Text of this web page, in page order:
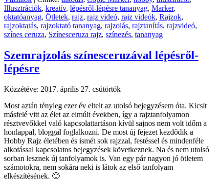
Illusztrációk, kreatív, lépésről-lépésre tananyag, Marker,
oktatóanyag, Ötletek, rajz, rajz videó, rajz videók, Rajzok,
rajzoktatás, rajzoktató tananyag, rajzolás, rajztanítás, rajzvideó,
színes ceruza, Színesceruza rajz, színezés, tananyag
Szemrajzolás színesceruzával lépésről-
lépésre
Közzétéve: 2017. április 27. csütörtök
Most aztán tényleg ezer év eltelt az utolsó bejegyzésem óta. Kicsit
másfelé vitt az élet az elmúlt években, így a rajztanfolyamon
résztvevőkkel való kapcsolattartáson kívül sajnos nem volt időm a
honlappal, bloggal foglalkozni. De most új fejezet kezdődik a
Hobby Rajz életében és ismét sok rajzzal, festéssel és mindenféle
alkotással kapcsolatos bejegyzések következnek. Na és nem utolsó
sorban lesznek új tanfolyamok is. Van egy pár nagyon jó ötletem
számotokra, nem sokára neki is látok az első tanfolyam
elkészítésének. 🙂